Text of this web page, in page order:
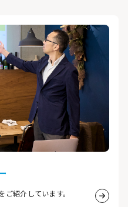
紹介しています。
詳細は